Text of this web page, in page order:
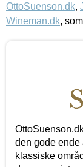
OttoSuenson.dk,
Wineman.dk,
den gode ende
klassiske